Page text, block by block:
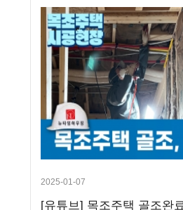
2025-01-07
[유튜브] 목조주택 골조완